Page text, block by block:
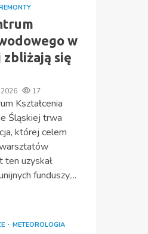
w
zbliżają się
17
Kształcenia
Śląskiej trwa
której celem
ten uzyskał
funduszy,...
METEOROLOGIA